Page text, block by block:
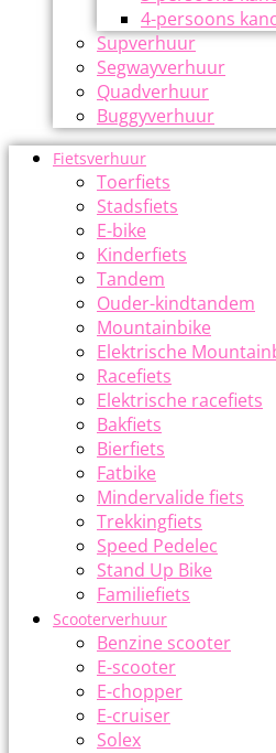
4-persoons
Supverhuur
Segwayverhuur
Quadverhuur
Buggyverhuur
Fietsverhuur
Toerfiets
Stadsfiets
E-bike
Kinderfiets
Tandem
Ouder-kindtandem
Mountainbike
Elektrische
Racefiets
Elektrische racefiets
Bakfiets
Bierfiets
Fatbike
Mindervalide fiets
Trekkingfiets
Speed Pedelec
Stand Up Bike
Familiefiets
Scooterverhuur
Benzine scooter
E-scooter
E-chopper
E-cruiser
Solex